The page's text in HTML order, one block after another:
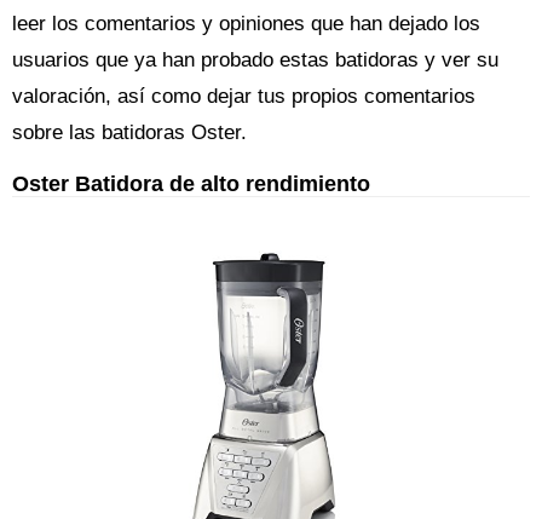
leer los comentarios y opiniones que han dejado los
usuarios que ya han probado estas batidoras y ver su
valoración, así como dejar tus propios comentarios
sobre las batidoras Oster.
Oster Batidora de alto rendimiento